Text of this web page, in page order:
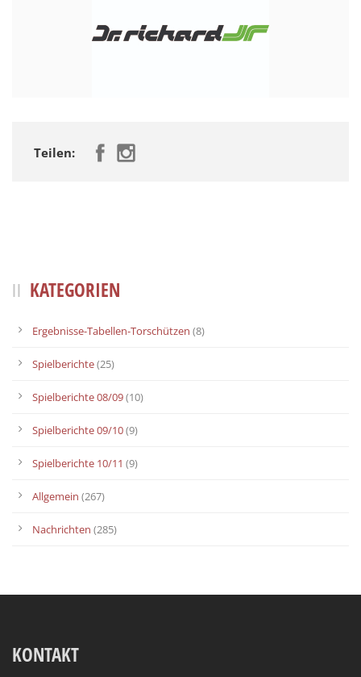
Teilen:
KATEGORIEN
Ergebnisse-Tabellen-Torschützen (8)
Spielberichte(25)
Spielberichte 08/09(10)
Spielberichte 09/10(9)
Spielberichte 10/11 (9)
Allgemein (267)
Nachrichten (285)
KONTAKT